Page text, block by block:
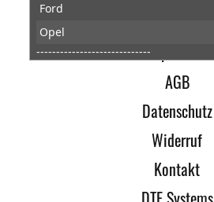
Ford
Opel
-----------------------------Impressum
AGB
Datenschutz
Widerruf
Kontakt